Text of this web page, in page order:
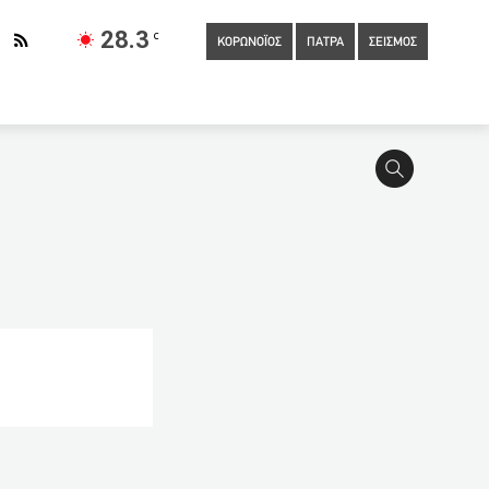
28.3 C
ΚΟΡΩΝΟΪΟΣ ΠΑΤΡΑ ΣΕΙΣΜΟΣ
ΠΟΥ:Η τροχιά των κρουσμάτων του νέου κορωνοϊού στην
Θρήνος στη Βραζιλία: 2.495 θάνατοι και σχεδόν 99.000